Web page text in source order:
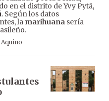
en el distrito de Yvy Pytã,
. Según los datos
la marihuana sería